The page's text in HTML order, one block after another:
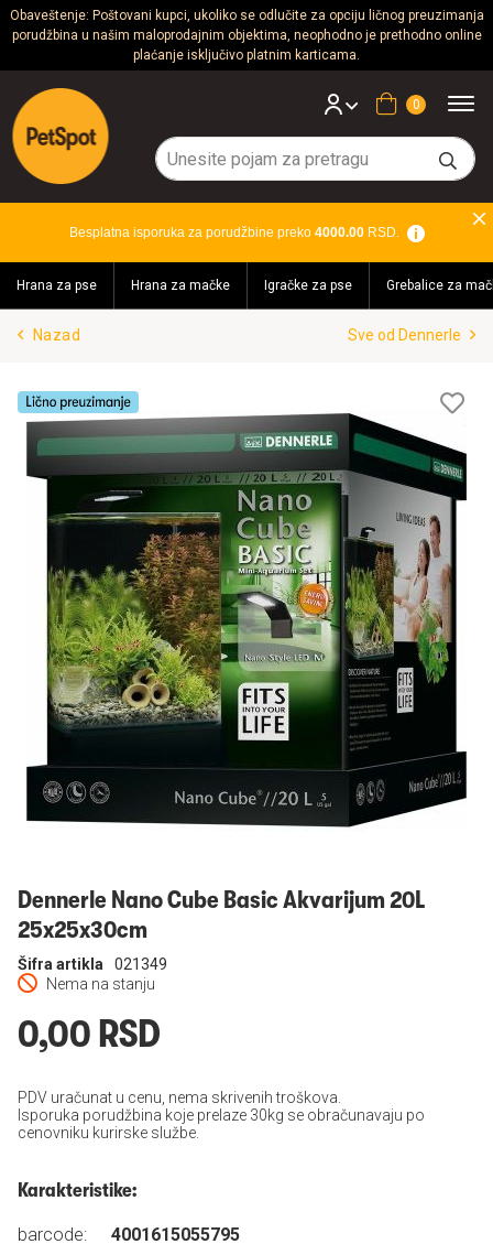
Obaveštenje: Poštovani kupci, ukoliko se odlučite za opciju ličnog preuzimanja
porudžbina u našim maloprodajnim objektima, neophodno je prethodno online
plaćanje isključivo platnim karticama.
Psi
Mačke
Glodari
Akvaristika
Teraristika
Brendovi
Blog
Akcija!
Prijavi se
Korpa
Besplatna isporuka za porudžbine preko 4000.00RSD.
Hrana za pse Hrana za mačke Igračke za pse Grebalice za
Nazad Sve od Dennerle
Dennerle Nano Cube Basic Akvarijum 20L
25x25x30cm
Nema na stanju
Šifra artikla 021349
0,00 RSD
PDV uračunat u cenu, nema skrivenih troškova.
Isporuka porudžbina koje prelaze 30kg se obračunavaju po
cenovniku kurirske službe.
Karakteristike:
barcode:
4001615055795